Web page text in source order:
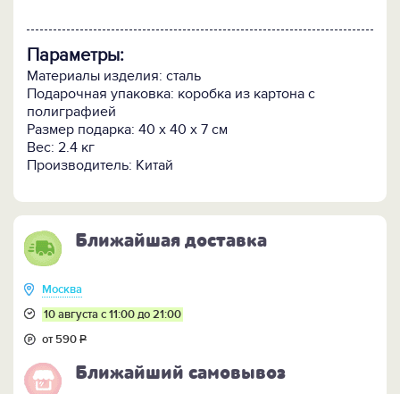
Параметры:
Материалы изделия: сталь
Подарочная упаковка: коробка из картона с
полиграфией
Размер подарка: 40 x 40 x 7 см
Вес: 2.4 кг
Производитель: Китай
Ближайшая доставка
Москва
10 августа с 11:00 до 21:00
от 590Р
Ближайший самовывоз